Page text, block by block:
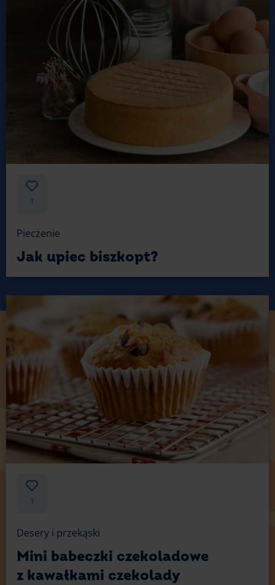
1
Pieczenie
Jak upiec biszkopt?
1
Desery i przekąski
Mini babeczki czekoladowe
z kawałkami czekolady